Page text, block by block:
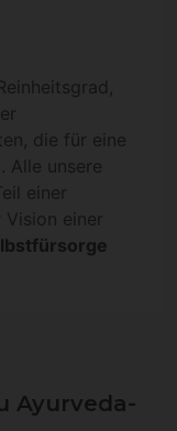
die für eine
Alle unsere
einer
einer
Ayurveda-